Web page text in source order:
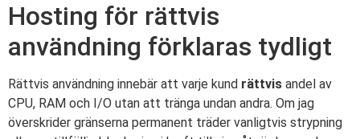
Hosting för rättvis
användning förklaras tydligt
Rättvis användning innebär att varje kund rättvis andel av
CPU, RAM och I/O utan att tränga undan andra. Om jag
överskrider gränserna permanent träder vanligtvis strypning